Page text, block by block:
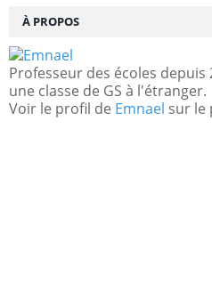
À PROPOS
Professeur des écoles
une classe de GS à l'étranger.
Voir le profil de Emnael sur le